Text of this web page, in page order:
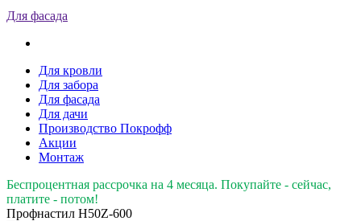
Для фасада
Для кровли
Для забора
Для фасада
Для дачи
Производство Покрофф
Акции
Монтаж
Беспроцентная рассрочка на 4 месяца. Покупайте - сейчас,
платите - потом!
Профнастил H50Z-600